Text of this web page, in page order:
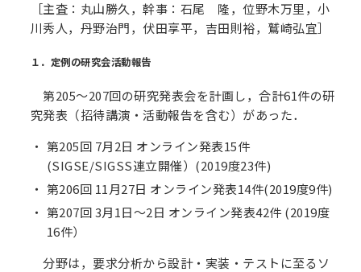
［主査：丸山勝久，幹事：石尾 隆，位野木万里，小
川秀人，丹野治門，伏田享平，吉田則裕，鷲崎弘宜］
１．定例の研究会活動報告
第205～207回の研究発表会を計画し，合計61件の研
究発表（招待講演・活動報告を含む）があった．
第205回 7月2日 オンライン発表15件
(SIGSE/SIGSS連立開催）(2019度23件)
第206回 11月27日 オンライン発表14件(2019度9件)
第207回 3月1日～2日 オンライン発表42件 (2019度
16件）
分野は，要求分析から設計・実装・テストに至るソ